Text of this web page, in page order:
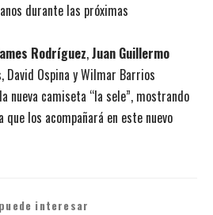
durante las próximas
Rodríguez,Juan Guillermo
David Ospina y Wilmar Barrios
nueva camiseta “la sele”, mostrando
los acompañará en este nuevo
interesar